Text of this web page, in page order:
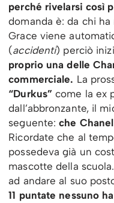
perché rivelarsi così
domanda è: da chi
Grace viene
(accidenti) perciò
proprio una delle
commerciale. La
“Durkus” come la ex
dall’abbronzante, il
seguente: che
Ricordate che al
possedeva già un
mascotte della
ad andare al suo
11 puntate nessuno